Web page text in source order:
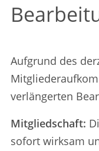
Aufgrund des
verlängerten
Mitgliedschaft:
sofort wirksam